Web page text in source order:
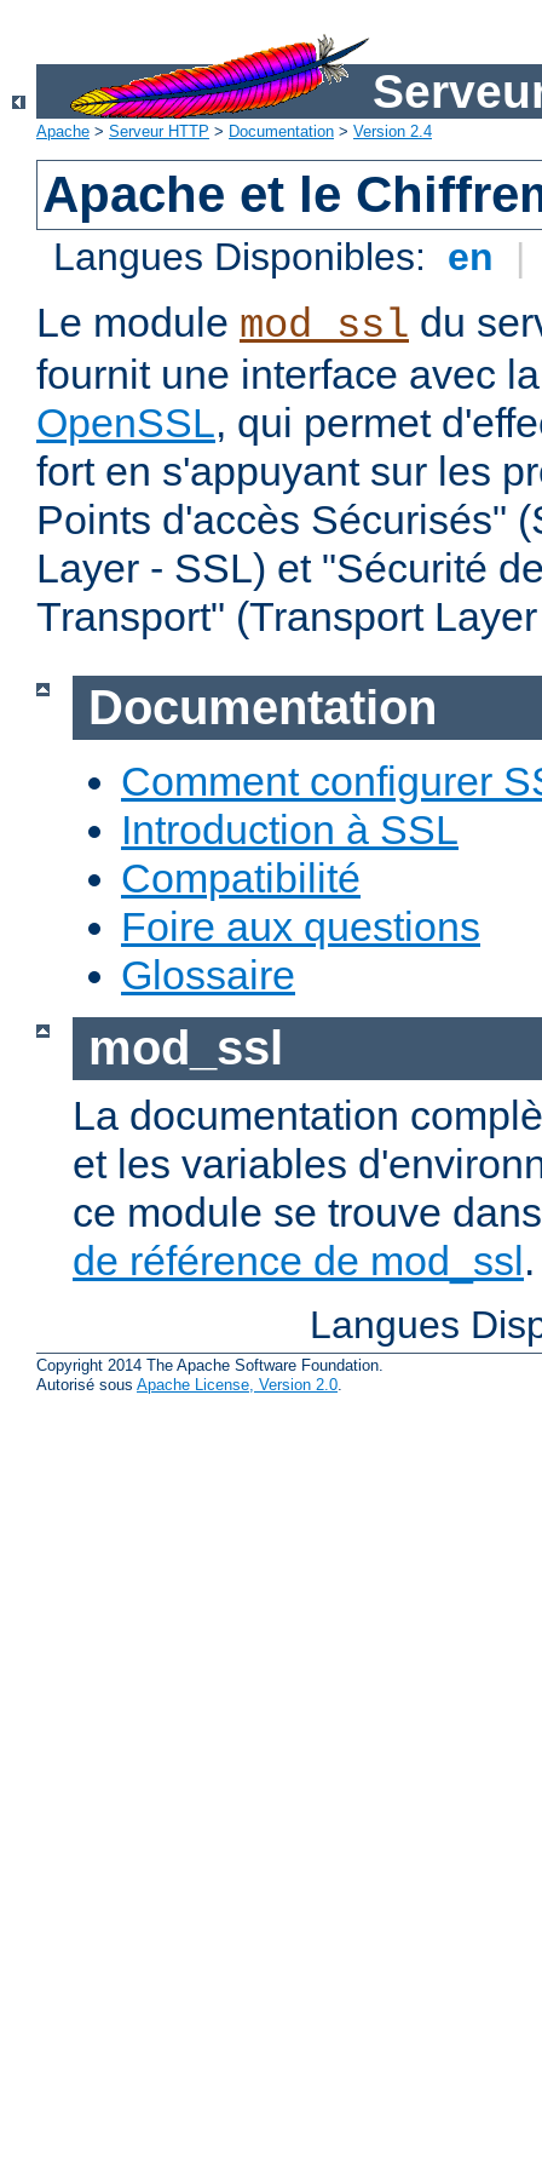
Apache > Serveur HTTP > Documentation > Version 2.4
Apache et le
Langues Disponibles: en |
Le module mod_ssl du
fournit une interface avec
OpenSSL, qui permet
fort en s'appuyant sur les
Points d'accès Sécurisés"
Layer - SSL) et "Sécurité
Transport" (Transport
Documentation
Comment configurer
Introduction à SSL
Compatibilité
Foire aux questions
Glossaire
mod_ssl
La documentation
et les variables
ce module se trouve
de référence de mod_ssl.
Langues
Copyright 2014 The Apache Software Foundation.
Autorisé sous Apache License, Version 2.0.